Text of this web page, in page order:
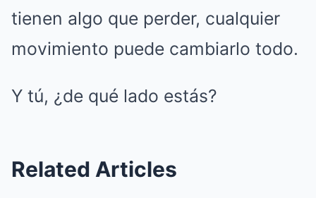
tienen algo que perder, cualquier
movimiento puede cambiarlo todo.
Y tú, ¿de qué lado estás?
Related Articles